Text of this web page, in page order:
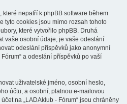
které nepatří k phpBB software během
tyto cookies jsou mimo rozsah tohoto
které vytvořilo phpBB. Druhá
vaše osobní údaje, je vaše odeslání
odeslání příspěvků jako anonymní
a odeslání příspěvků po vaší
uživatelské jméno, osobní heslo,
účtu, a osobní, platnou e-mailovou
na „LADAklub - Fórum“ jsou chráněny